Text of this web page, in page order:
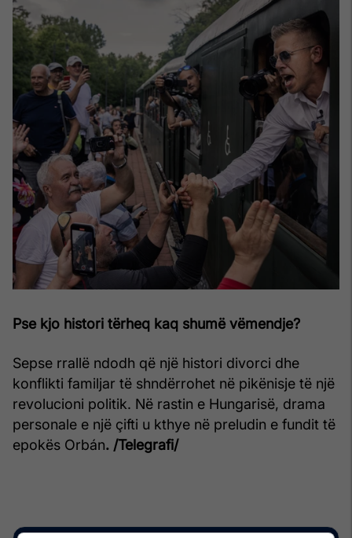
Pse kjo histori tërheq kaq shumë vëmendje?
Sepse rrallë ndodh që një histori divorci dhe
konflikti familjar të shndërrohet në pikënisje të një
revolucioni politik. Në rastin e Hungarisë, drama
personale e një çifti u kthye në preludin e fundit të
epokës Orbán. /Telegrafi/